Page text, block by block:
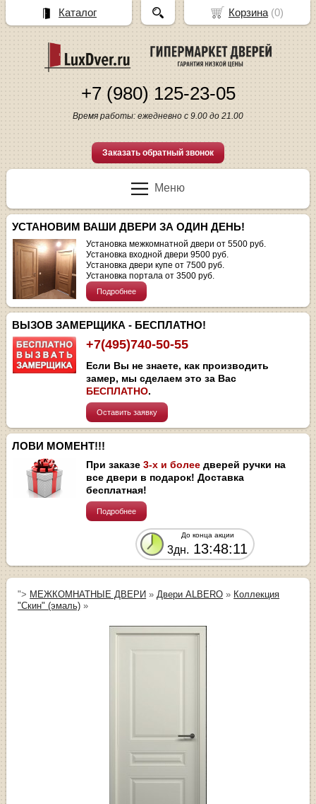
+7 (980) 125-23-05
Время работы: ежедневно с 9.00 до 21.00
Заказать обратный звонок
Меню
УСТАНОВИМ ВАШИ ДВЕРИ ЗА ОДИН ДЕНЬ!
Установка межкомнатной двери от 5500 руб.
Установка входной двери 9500 руб.
Установка двери купе от 7500 руб.
Установка портала от 3500 руб.
Подробнее
ВЫЗОВ ЗАМЕРЩИКА - БЕСПЛАТНО!
+7(495)740-50-55
Если Вы не знаете, как производить
замер, мы сделаем это за Вас
БЕСПЛАТНО.
Оставить заявку
ЛОВИ МОМЕНТ!!!
При заказе3-х и более дверей ручки на
все двери в подарок! Доставка
бесплатная!
Подробнее
До конца акции
3дн. 13:48:10
"> МЕЖКОМНАТНЫЕ ДВЕРИ » Двери ALBERO » Коллекция
"Скин" (эмаль) »
Корзина(0)
Каталог